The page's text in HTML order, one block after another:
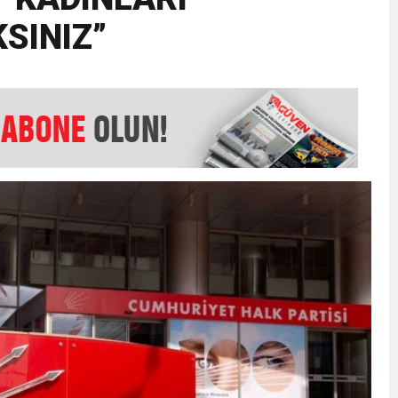
BASININ BAYRAMI DEĞİL, MÜCADELE GÜNÜDÜR”
İKİ İLÇEYE İKİ YENİ BAŞKAN ATANDI
ŞENLİĞİNDE MUHTEŞEM FİNAL